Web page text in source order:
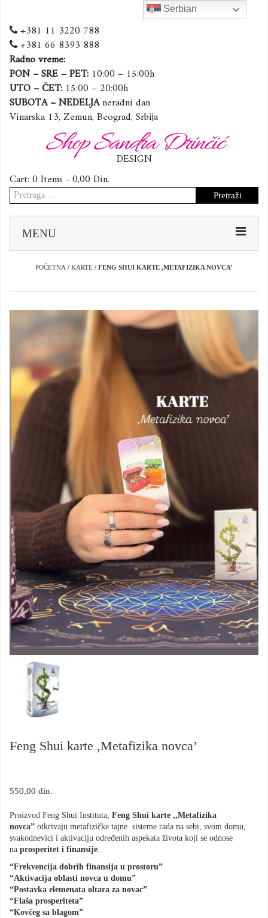
+381 11 3220 788
+381 66 8393 888
Radno vreme:
PON – SRE – PET: 10:00 – 15:00h
UTO – ČET: 15:00 – 20:00h
SUBOTA – NEDELJAneradni dan
Vinarska 13, Zemun, Beograd, Srbija
Shop Sandra Drinčić
DESIGN
Cart: 0 Items -0,00 Din.
Pretraga
za:
MENU
POČETNA / KARTE / FENG SHUI KARTE ,METAFIZIKA NOVCA’
Feng Shui karte ,Metafizika novca’
550,00 din.
Proizvod Feng Shui Instituta, Feng Shui karte ,,Metafizika
novca” otkrivaju metafizičke tajne sisteme rada na sebi, svom domu,
svakodnevici i aktivaciju određenih aspekata života koji se odnose
na prosperitet i finansije.
“Frekvencija dobrih finansija u prostoru”
“Aktivacija oblasti novca u domu”
“Postavka elemenata oltara za novac”
“Flaša prosperiteta”
“Kovčeg sa blagom”
Serbian